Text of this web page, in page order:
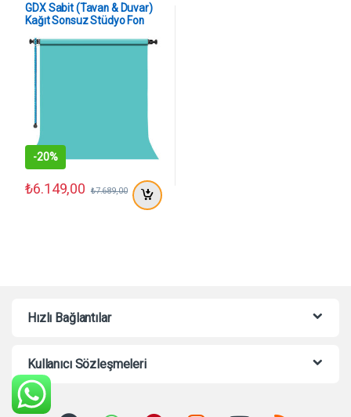
GDX Sabit (Tavan & Duvar)
Kağıt Sonsuz Stüdyo Fon
Metre
-20%
₺6.149,00 ₺7.689,00
Hızlı Bağlantılar
Kullanıcı Sözleşmeleri